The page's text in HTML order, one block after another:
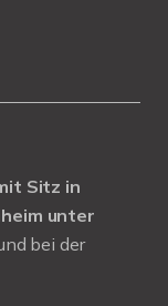
Sitz in
unter
bei der